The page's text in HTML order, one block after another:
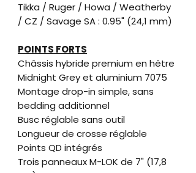
Tikka / Ruger / Howa / Weatherby
/ CZ / Savage SA : 0.95" (24,1 mm)
POINTS FORTS
Châssis hybride premium en hêtre
Midnight Grey et aluminium 7075
Montage drop-in simple, sans
bedding additionnel
Busc réglable sans outil
Longueur de crosse réglable
Points QD intégrés
Trois panneaux M-LOK de 7" (17,8